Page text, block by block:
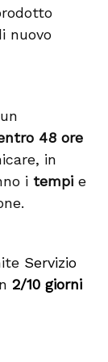
nuovo
48 ore
in
itempi e
Servizio
2/10 giorni